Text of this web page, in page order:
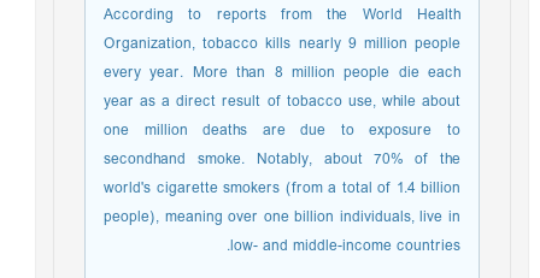
According to reports from the World Health
Organization, tobacco kills nearly 9 million people
every year. More than 8 million people die each
year as a direct result of tobacco use, while about
one million deaths are due to exposure to
secondhand smoke. Notably, about 70% of the
world's cigarette smokers (from a total of 1.4 billion
people), meaning over one billion individuals, live in
low- and middle-income countries.